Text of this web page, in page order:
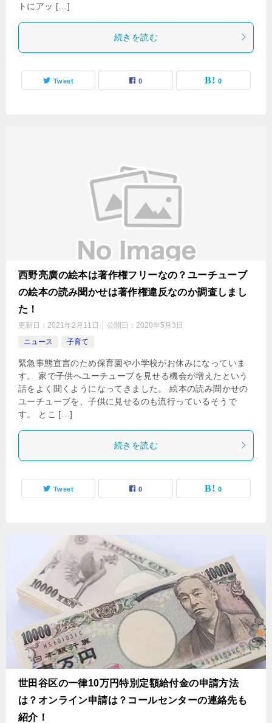
トにアッ […]
続きを読む
Tweet 0 0
西野亮廣の絵本は著作権フリーなの？ユーチューブ
の絵本の読み聞かせは著作権違反なのか調査しまし
た！
更新日： 2021年2月11日 公開日： 2020年5月3日
ニュース
子育て
緊急事態宣言のため保育園や小学校がお休みになっていま
す。 家で子供へユーチューブを見せる機会が増えたという
話をよく聞くようになってきました。 絵本の読み聞かせの
ユーチューブを、子供に見せるのも流行っているそうで
す。 とこ […]
続きを読む
Tweet 0 0
世田谷区の一律10万円特別定額給付金の申請方法
は？オンライン申請は？コールセンターの連絡先も
紹介！